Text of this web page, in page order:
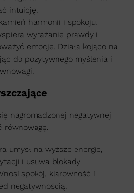
intuicję.
harmonii i spokoju.
wyrażanie prawdy i
emocje. Działa kojąco na
do pozytywnego myślenia i
nagromadzonej negatywnej
równowagę.
umysł na wyższe energie,
i usuwa blokady
spokój, klarowność i
negatywnością.